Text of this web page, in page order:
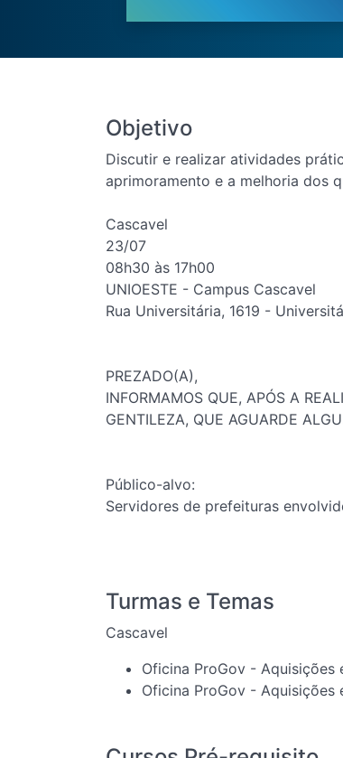
Objetivo
Discutir e realizar atividades
aprimoramento e a melhoria dos
Cascavel
23/07
08h30 às 17h00
UNIOESTE - Campus Cascavel
Rua Universitária, 1619 -
PREZADO(A),
INFORMAMOS QUE, APÓS A
GENTILEZA, QUE AGUARDE
Público-alvo:
Servidores de prefeituras
Turmas e Temas
Cascavel
Oficina ProGov -
Oficina ProGov -